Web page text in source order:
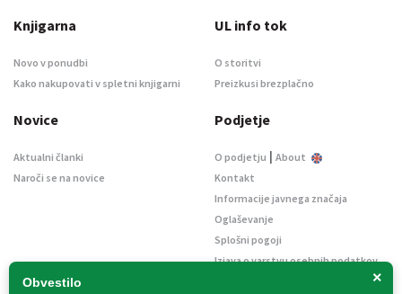
×
Obvestilo
Knjigarna
Novo v ponudbi
Kako nakupovati v spletni knjigarni
UL info tok
O storitvi
Preizkusi brezplačno
Novice
Aktualni članki
Naroči se na novice
Podjetje
O podjetju | About
Kontakt
Informacije javnega značaja
Oglaševanje
Splošni pogoji
Izjava o varstvu osebnih podatkov